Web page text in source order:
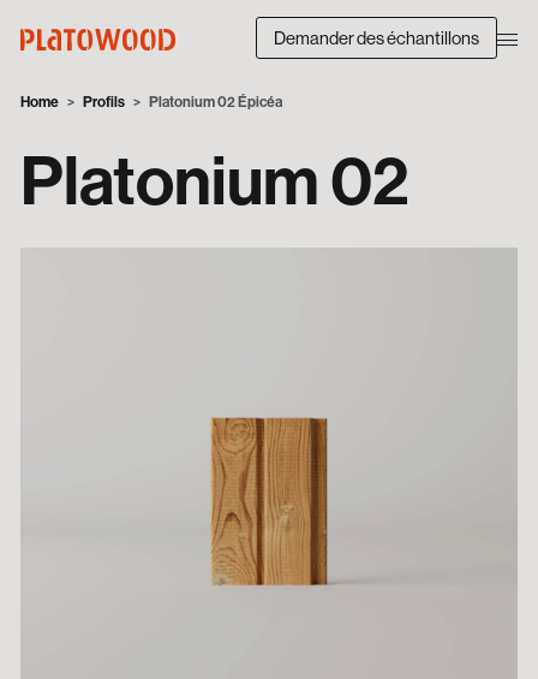
Demander des échantillons
Home Profils Platonium 02 Épicéa
Platonium 02